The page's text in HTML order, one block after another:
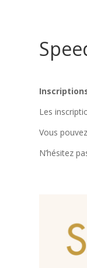
Les
Vous
N’hésitez